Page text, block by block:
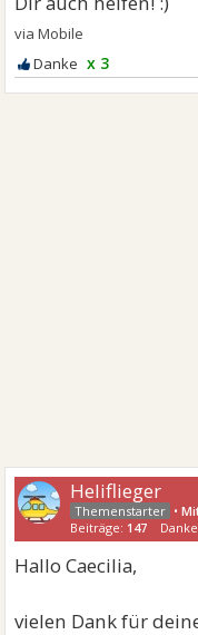
x 3
Heliflieger
•
Beiträge: 147
Hallo Caecilia,
vielen Dank für